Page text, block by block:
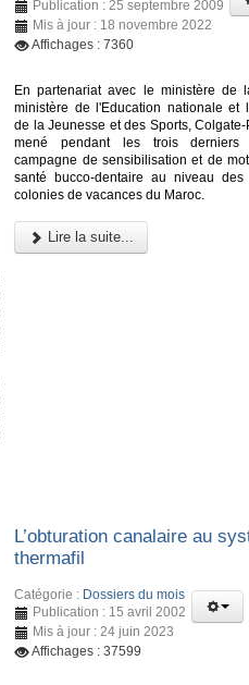
Publication : 25 septembre 2009
Mis à jour : 18 novembre 2022
Affichages : 7360
En partenariat avec le ministère de
ministère de l'Education nationale et
de la Jeunesse et des Sports,
mené pendant les trois derniers
campagne de sensibilisation et de
santé bucco-dentaire au niveau des
colonies de vacances du Maroc.
Lire la suite...
L’obturation canalaire au
thermafil
Catégorie : Dossiers du mois
Publication : 15 avril 2002
Mis à jour : 24 juin 2023
Affichages : 37599